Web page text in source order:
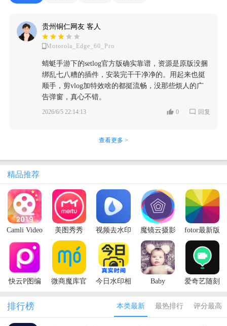
贵州铜仁网友 客人
Motorola_Edge_60_Pro
蜻蜓手游下的setlog官方版确实靠谱，资源是原版没捆
绑乱七八糟的插件，安装完干干净净的。用起来也挺
顺手，剪vlog加特效啥的都挺流畅，没那些烦人的广
告弹窗，真心不错。
2026/6/5 22:14:13 0 回复
查看更多 >
精品推荐
Camli Video
Editor视频
相册制作
美图秀秀
play版
视频去水印
工具
魔镜云摄影
fotor最新版
地址
快云P图编
微商魔库官
今日水印相
Baby
故事)
爱奇艺随刻
Vlog）
排行榜 本类最新 最热排行 评分最高